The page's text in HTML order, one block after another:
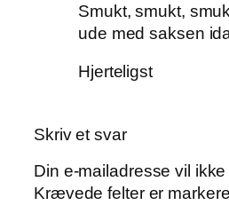
Smukt, smukt,
ude med saksen
Hjerteligst
Skriv et svar
Din e-mailadresse vil
Krævede felter er